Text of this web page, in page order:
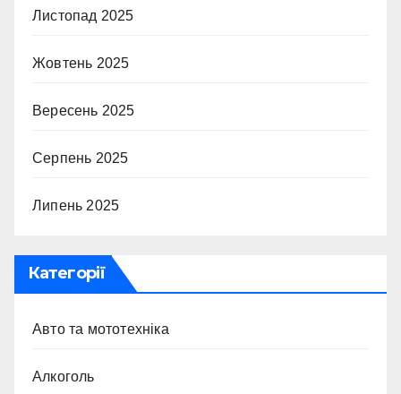
Листопад 2025
Жовтень 2025
Вересень 2025
Серпень 2025
Липень 2025
Категорії
Авто та мототехніка
Алкоголь